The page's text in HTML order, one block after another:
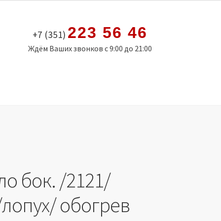
+7 (351) 223 56 46
Ждём Ваших звонков с 9:00 до 21:00
бок. /2121/
обогрев